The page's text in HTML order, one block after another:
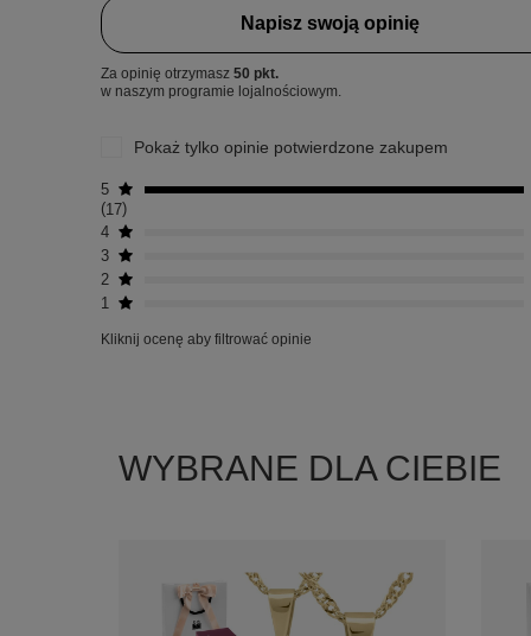
Napisz swoją opinię
Za opinię otrzymasz 50 pkt.
w naszym programie lojalnościowym.
Pokaż tylko opinie potwierdzone zakupem
5
17
4
3
2
1
Kliknij ocenę aby filtrować opinie
WYBRANE DLA CIEBIE